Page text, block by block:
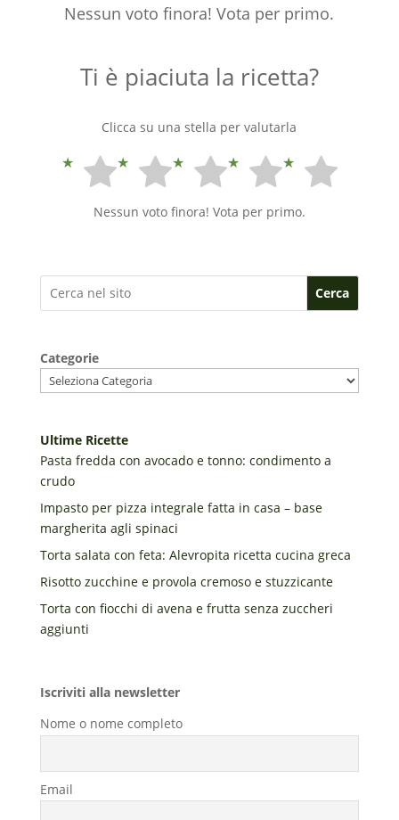
Nessun voto finora! Vota per primo.
Ti è piaciuta la ricetta?
Clicca su una stella per valutarla
Nessun voto finora! Vota per primo.
Cerca
Categorie
Ultime Ricette
Pasta fredda con avocado e tonno: condimento a
crudo
Impasto per pizza integrale fatta in casa – base
margherita agli spinaci
Torta salata con feta: Alevropita ricetta cucina greca
Risotto zucchine e provola cremoso e stuzzicante
Torta con fiocchi di avena e frutta senza zuccheri
aggiunti
Iscriviti alla newsletter
Nome o nome completo
Email